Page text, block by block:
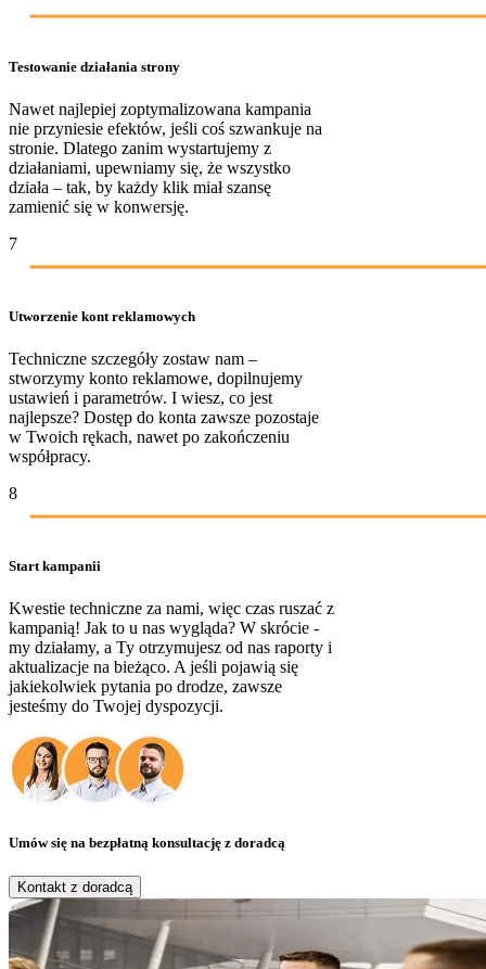
Testowanie działania strony
Nawet najlepiej zoptymalizowana kampania
nie przyniesie efektów, jeśli coś szwankuje na
stronie. Dlatego zanim wystartujemy z
działaniami, upewniamy się, że wszystko
działa – tak, by każdy klik miał szansę
zamienić się w konwersję.
7
Utworzenie kont reklamowych
Techniczne szczegóły zostaw nam –
stworzymy konto reklamowe, dopilnujemy
ustawień i parametrów. I wiesz, co jest
najlepsze? Dostęp do konta zawsze pozostaje
w Twoich rękach, nawet po zakończeniu
współpracy.
8
Start kampanii
Kwestie techniczne za nami, więc czas ruszać z
kampanią! Jak to u nas wygląda? W skrócie -
my działamy, a Ty otrzymujesz od nas raporty i
aktualizacje na bieżąco. A jeśli pojawią się
jakiekolwiek pytania po drodze, zawsze
jesteśmy do Twojej dyspozycji.
Umów się na bezpłatną konsultację z doradcą
Kontakt z doradcą